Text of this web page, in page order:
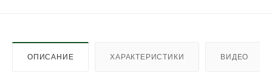
ОПИСАНИЕ ХАРАКТЕРИСТИКИ ВИДЕО